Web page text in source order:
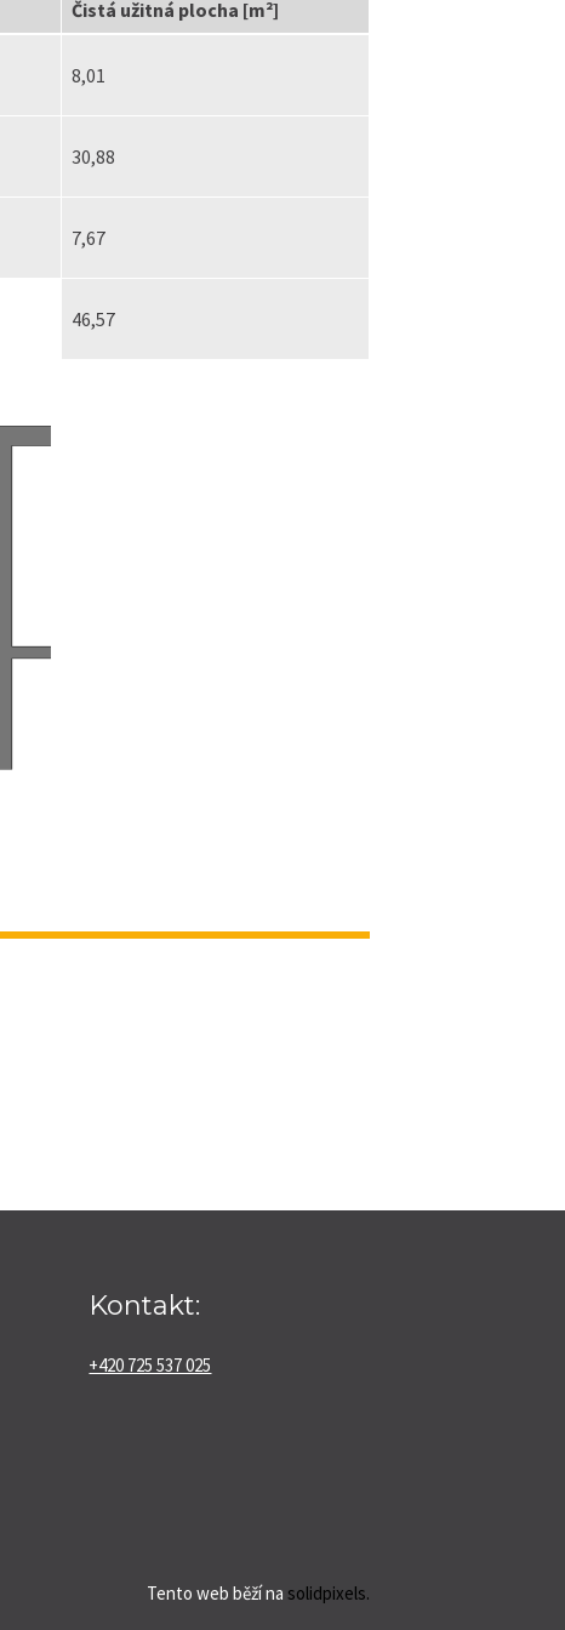
Čistá užitná plocha [m²]
8,01
30,88
7,67
46,57
Kontakt:
+420 725 537 025
Tento web běží na solidpixels.